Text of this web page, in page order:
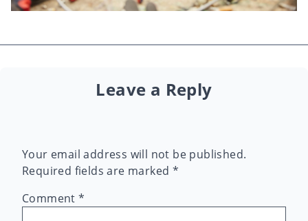
Leave a Reply
Your email address will not be published.
Required fields are marked *
Comment*